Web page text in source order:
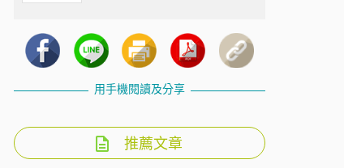
用手機閱讀及分享
推薦文章